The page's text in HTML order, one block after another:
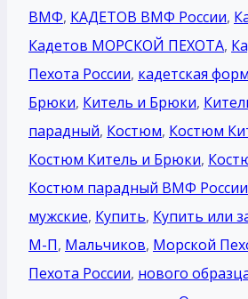
ВМФ, КАДЕТОВ ВМФ России,
Кадетов МОРСКОЙ ПЕХОТА,
Пехота России, кадетская
Брюки, Китель и Брюки,
парадный, Костюм, Костюм
Костюм Китель и Брюки,
Костюм парадный ВМФ России
мужские, Купить, Купить или
М-П, Мальчиков, Морской
Пехота России, нового